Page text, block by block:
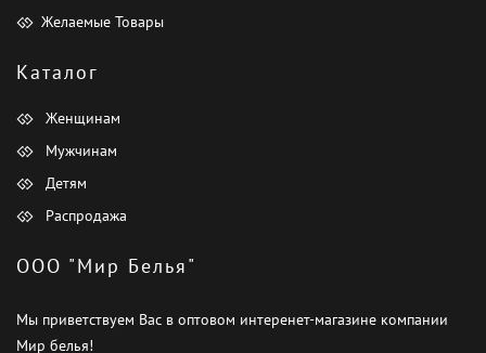
Желаемые Товары
Каталог
Женщинам
Мужчинам
Детям
Распродажа
ООО "Мир Белья"
Мы приветствуем Вас в оптовом интеренет-магазине компании
Мир белья!